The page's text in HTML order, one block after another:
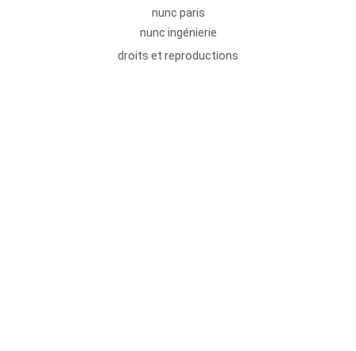
nunc paris
nunc ingénierie
droits et reproductions